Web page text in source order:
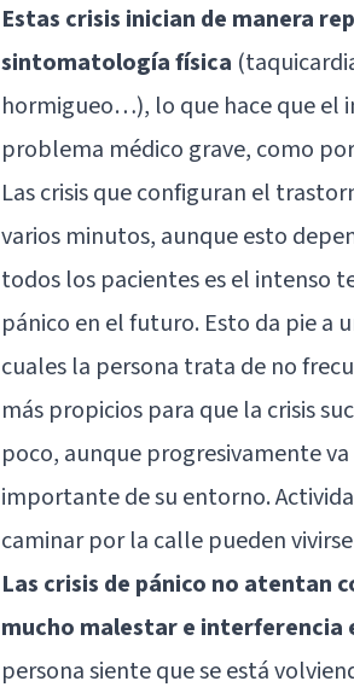
Estas crisis inician de manera
sintomatología física
hormigueo…), lo que hace que el
problema médico grave, como
Las crisis que configuran el
varios minutos, aunque esto
todos los pacientes es el intenso
pánico en el futuro. Esto da pie a
cuales la persona trata de no
más propicios para que la crisis
poco, aunque progresivamente
importante de su entorno.
caminar por la calle pueden
Las crisis de pánico no atentan
mucho malestar e interferencia
persona siente que se está